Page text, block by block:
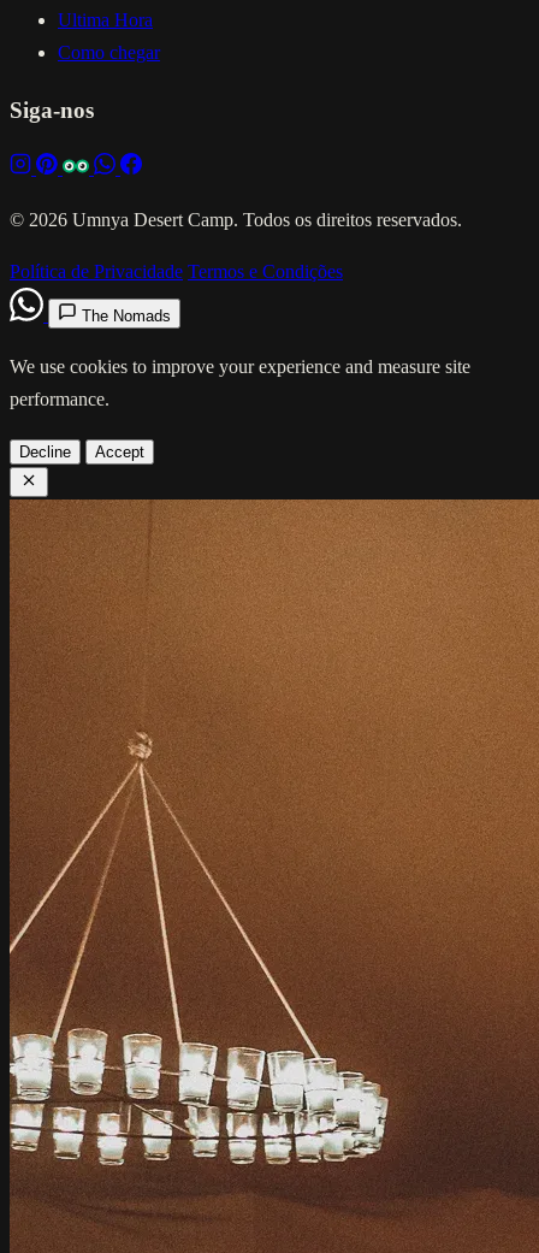
Ultima Hora
Como chegar
Siga-nos
© 2026 Umnya Desert Camp. Todos os direitos reservados.
Política de Privacidade Termos e Condições
The Nomads
We use cookies to improve your experience and measure site
performance.
Decline Accept